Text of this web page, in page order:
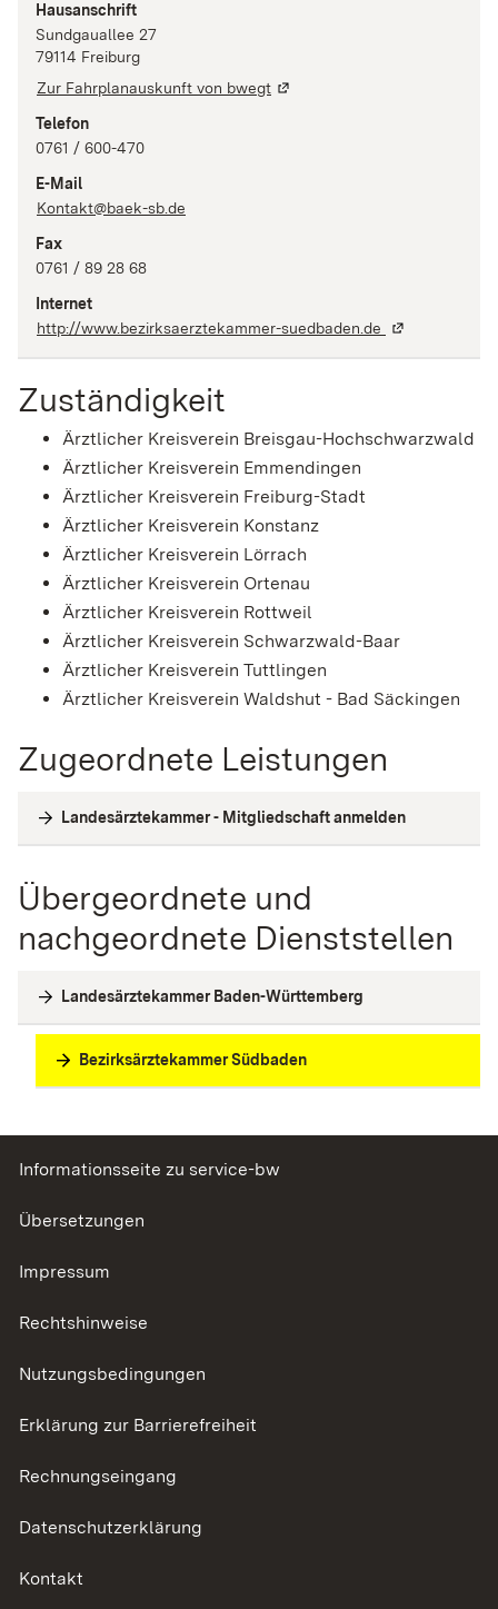
Hausanschrift
Sundgauallee 27
79114 Freiburg
Zur Fahrplanauskunft von bwegt
Telefon
0761 / 600-470
E-Mail
Kontakt@baek-sb.de
Fax
0761 / 89 28 68
Internet
http://www.bezirksaerztekammer-suedbaden.de
Zuständigkeit
Ärztlicher Kreisverein Breisgau-Hochschwarzwald
Ärztlicher Kreisverein Emmendingen
Ärztlicher Kreisverein Freiburg-Stadt
Ärztlicher Kreisverein Konstanz
Ärztlicher Kreisverein Lörrach
Ärztlicher Kreisverein Ortenau
Ärztlicher Kreisverein Rottweil
Ärztlicher Kreisverein Schwarzwald-Baar
Ärztlicher Kreisverein Tuttlingen
Ärztlicher Kreisverein Waldshut - Bad Säckingen
Zugeordnete Leistungen
Landesärztekammer - Mitgliedschaft anmelden
Übergeordnete und
nachgeordnete Dienststellen
Landesärztekammer Baden-Württemberg
Bezirksärztekammer Südbaden
Informationsseite zu service-bw
Übersetzungen
Impressum
Rechtshinweise
Nutzungsbedingungen
Erklärung zur Barrierefreiheit
Rechnungseingang
Datenschutzerklärung
Kontakt